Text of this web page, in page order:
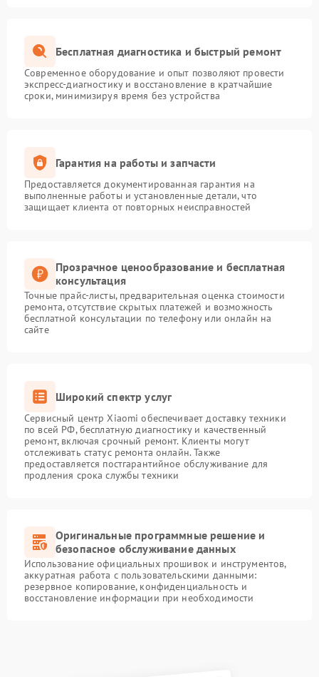
Бесплатная диагностика и быстрый ремонт
Современное оборудование и опыт позволяют провести
экспресс-диагностику и восстановление в кратчайшие
сроки, минимизируя время без устройства
Гарантия на работы и запчасти
Предоставляется документированная гарантия на
выполненные работы и установленные детали, что
защищает клиента от повторных неисправностей
Прозрачное ценообразование и бесплатная
консультация
Точные прайс-листы, предварительная оценка стоимости
ремонта, отсутствие скрытых платежей и возможность
бесплатной консультации по телефону или онлайн на
сайте
Широкий спектр услуг
Сервисный центр Xiaomi обеспечивает доставку техники
по всей РФ, бесплатную диагностику и качественный
ремонт, включая срочный ремонт. Клиенты могут
отслеживать статус ремонта онлайн. Также
предоставляется постгарантийное обслуживание для
продления срока службы техники
Оригинальные программные решение и
безопасное обслуживание данных
Использование официальных прошивок и инструментов,
аккуратная работа с пользовательскими данными:
резервное копирование, конфиденциальность и
восстановление информации при необходимости